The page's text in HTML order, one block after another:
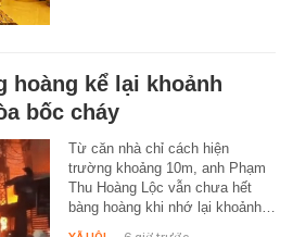
hoàng kể lại khoảnh
bốc cháy
Từ căn nhà chỉ cách hiện
trường khoảng 10m, anh Phạm
Thu Hoàng Lộc vẫn chưa hết
bàng hoàng khi nhớ lại khoảnh…